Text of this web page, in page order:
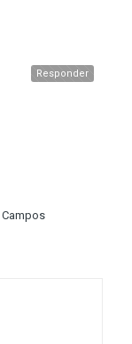
Responder
Campos